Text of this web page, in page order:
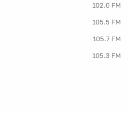
102.0 FM
105.5 FM
105.7 FM
105.3 FM